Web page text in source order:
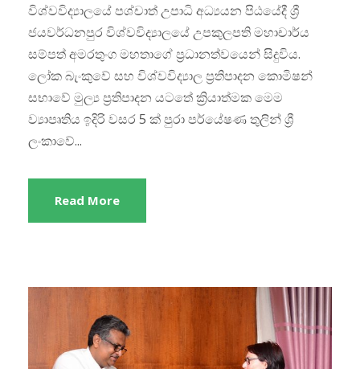
විශ්වවිද්‍යාලයේ පශ්චාත් උපාධි අධ්‍යයන පිඨයේදී ශ්‍රී
ජයවර්ධනපුර විශ්වවිද්‍යාලයේ උපකුලපති මහාචාර්ය
සම්පත් අමරතුංග මහතාගේ ප්‍රධානත්වයෙන් සිදුවිය.
ලෝක බැංකුවේ සහ විශ්වවිද්‍යාල ප්‍රතිපාදන කොමිෂන්
සභාවේ මුල්‍ය ප්‍රතිපාදන යටතේ ක්‍රියාත්මක මෙම
ව්‍යාපෘතිය ඉදිරි වසර 5 ක් පුරා පර්යේෂණ තුලින් ශ්‍රී
ලංකාවේ...
Read More